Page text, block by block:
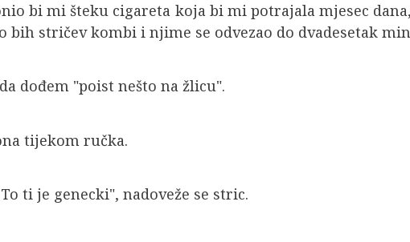
bi mi šteku cigareta koja bi mi potrajala mjesec
stričev kombi i njime se odvezao do dvadesetak
dođem "poist nešto na žlicu".
tijekom ručka.
ti je genecki", nadoveže se stric.